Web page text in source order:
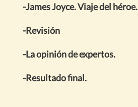
-James Joyce. Viaje del héroe.
-Revisión
-La opinión de expertos.
-Resultado final.